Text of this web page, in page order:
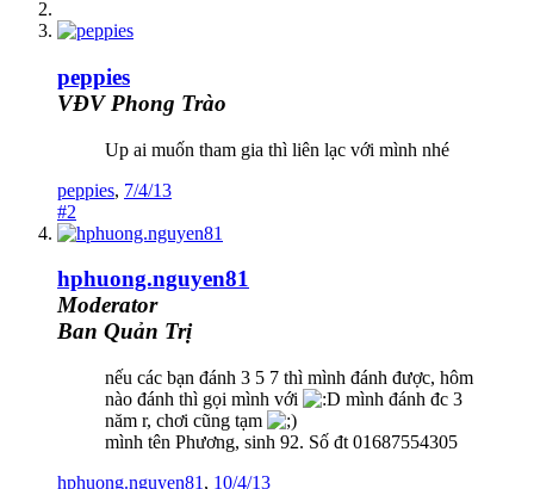
peppies
VĐV Phong Trào
Up ai muốn tham gia thì liên lạc với mình nhé
peppies, 7/4/13
#2
hphuong.nguyen81
Moderator
Ban Quản Trị
nếu các bạn đánh 3 5 7 thì mình đánh được, hôm
nào đánh thì gọi mình với
mình đánh đc 3
năm r, chơi cũng tạm
mình tên Phương, sinh 92. Số đt 01687554305
hphuong.nguyen81 , 10/4/13